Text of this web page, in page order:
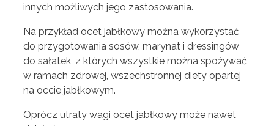
innych możliwych jego zastosowania.
Na przykład ocet jabłkowy można wykorzystać
do przygotowania sosów, marynat i dressingów
do sałatek, z których wszystkie można spożywać
w ramach zdrowej, wszechstronnej diety opartej
na occie jabłkowym.
Oprócz utraty wagi ocet jabłkowy może nawet